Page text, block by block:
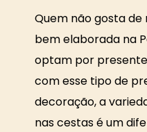
Quem não gosta
bem elaborada na
optam por
com esse tipo de
decoração, a
nas cestas é um